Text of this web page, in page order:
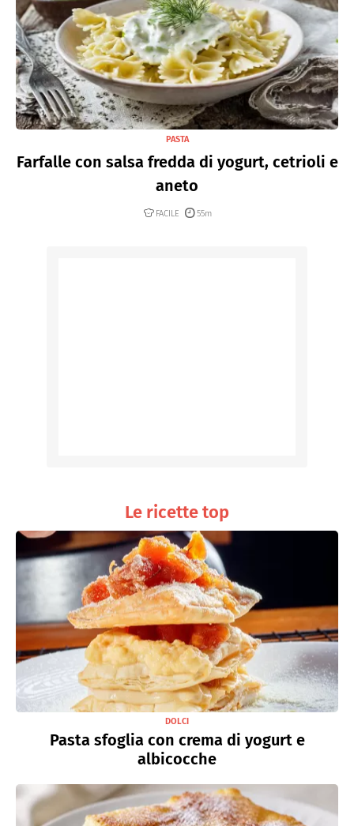
PASTA
Farfalle con salsa fredda di yogurt, cetrioli e
aneto
FACILE 55m
Le ricette top
DOLCI
Pasta sfoglia con crema di yogurt e
albicocche